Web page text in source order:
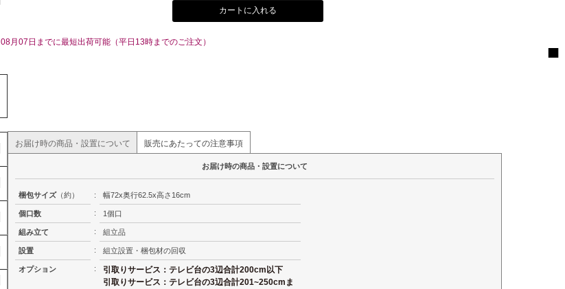
カートに入れる
08月07日までに最短出荷可能（平日13時までのご注文）
お届け時の商品・設置について 販売にあたっての注意事項
お届け時の商品・設置について
梱包サイズ（約） : 幅72x奥行62.5x高さ16cm
個口数 : 1個口
組み立て : 組立品
設置 : 組立設置・梱包材の回収
オプション :
引取りサービス：テレビ台の3辺合計200cm以下
引取りサービス：テレビ台の3辺合計201~250cmま